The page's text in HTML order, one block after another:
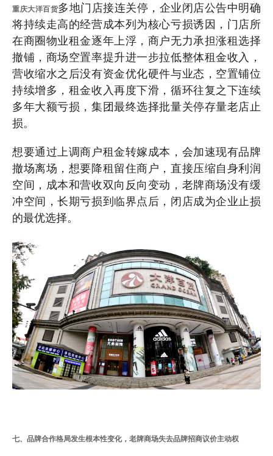
重庆大洋百货多地门店接连关停，企业闭店公告中明确
将持续走高的经营成本列为核心亏损诱因，门店所
在商圈物业租金逐年上浮，商户无力承担涨租选择
撤铺，商场空置率提升进一步拉低整体租金收入，
营收缩水之后没有资金优化硬件与业态，空置铺位
持续增多，租金收入再度下滑，循环往复之下连续
多年大额亏损，集团最终选择批量关停存量老店止
损。
想要通过上调商户租金转嫁成本，会加速现有品牌
撤场离场，想要降租留住商户，直接压缩自身利润
空间，成本和营收双向反向变动，老牌商场没有缓
冲空间，长期亏损到临界点后，闭店成为企业止损
的最优选择。
七、品牌合作格局发生根本性变化，老牌商场失去品牌招商议价主动权